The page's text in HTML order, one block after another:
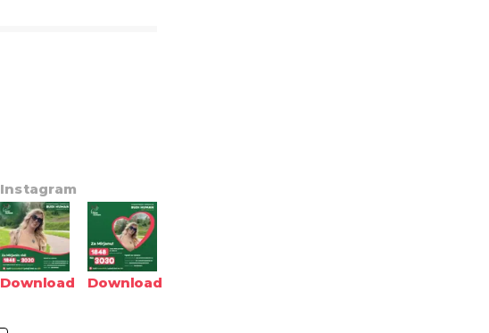
Instagram
Download Download